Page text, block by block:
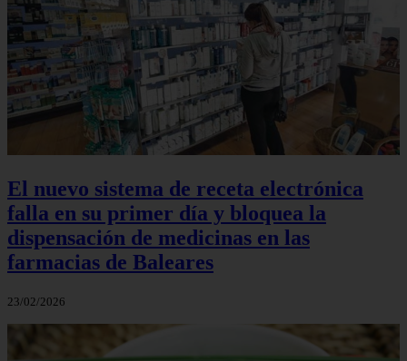
El nuevo sistema de receta electrónica
falla en su primer día y bloquea la
dispensación de medicinas en las
farmacias de Baleares
23/02/2026